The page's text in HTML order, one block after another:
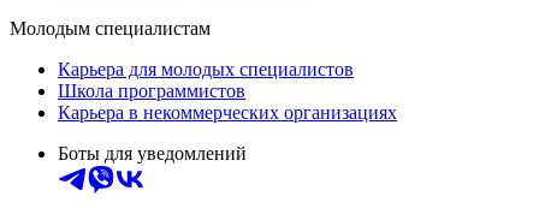
Молодым специалистам
Карьера для молодых специалистов
Школа программистов
Карьера в некоммерческих организациях
Боты для уведомлений